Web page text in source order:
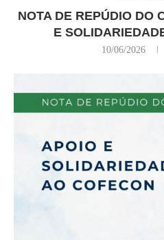
NOTA DE REPÚDIO DO
E
10/06/2026